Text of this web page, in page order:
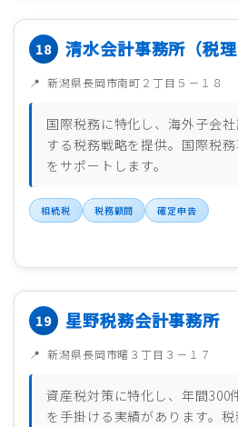
清水会計事務所（税理
新潟県長岡市南町２丁目５－１８
国際税務に特化し、海外子会
する税務戦略を提供。国際税
をサポートします。
相続税 税務顧問 確定申告
星野税務会計事務所
新潟県長岡市曙３丁目３－１７
資産税対策に特化し、年間300
を手掛ける実績があります。